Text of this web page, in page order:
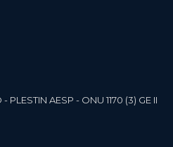
PLESTIN AESP - ONU 1170 (3) GE II